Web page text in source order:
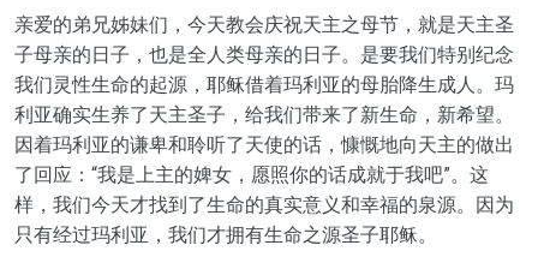
亲爱的弟兄姊妹们，今天教会庆祝天主之母节，就是天主圣
子母亲的日子，也是全人类母亲的日子。是要我们特别纪念
我们灵性生命的起源，耶稣借着玛利亚的母胎降生成人。玛
利亚确实生养了天主圣子，给我们带来了新生命，新希望。
因着玛利亚的谦卑和聆听了天使的话，慷慨地向天主的做出
了回应：“我是上主的婢女，愿照你的话成就于我吧”。这
样，我们今天才找到了生命的真实意义和幸福的泉源。因为
只有经过玛利亚，我们才拥有生命之源圣子耶稣。